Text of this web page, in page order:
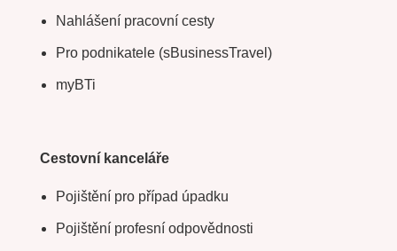
Nahlášení pracovní cesty
Pro podnikatele (sBusinessTravel)
myBTi
Cestovní kanceláře
Pojištění pro případ úpadku
Pojištění profesní odpovědnosti